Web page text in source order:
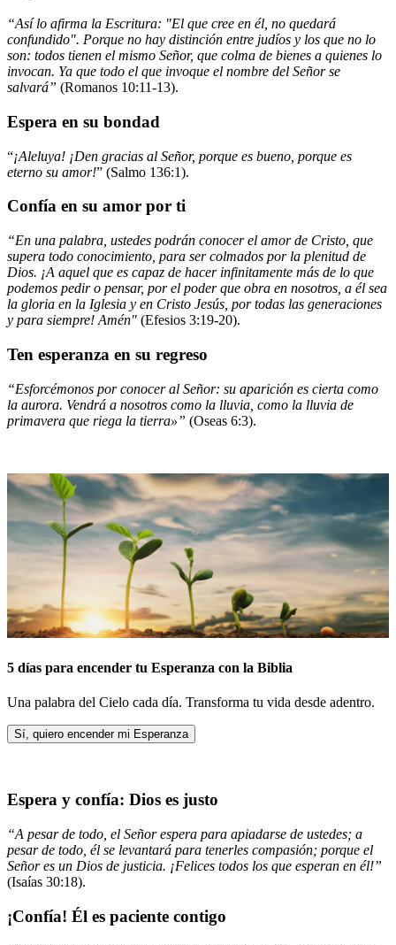
“Así lo afirma la Escritura: "El que cree en él, no quedará
confundido". Porque no hay distinción entre judíos y los que no lo
son: todos tienen el mismo Señor, que colma de bienes a quienes lo
invocan. Ya que todo el que invoque el nombre del Señor se
salvará” (Romanos 10:11-13).
Espera en su bondad
“¡Aleluya! ¡Den gracias al Señor, porque es bueno, porque es
eterno su amor!” (Salmo 136:1).
Confía en su amor por ti
“En una palabra, ustedes podrán conocer el amor de Cristo, que
supera todo conocimiento, para ser colmados por la plenitud de
Dios. ¡A aquel que es capaz de hacer infinitamente más de lo que
podemos pedir o pensar, por el poder que obra en nosotros, a él sea
la gloria en la Iglesia y en Cristo Jesús, por todas las generaciones
y para siempre! Amén" (Efesios 3:19-20).
Ten esperanza en su regreso
“Esforcémonos por conocer al Señor: su aparición es cierta como
la aurora. Vendrá a nosotros como la lluvia, como la lluvia de
primavera que riega la tierra»” (Oseas 6:3).
5 días para encender tu Esperanza con la Biblia
Una palabra del Cielo cada día. Transforma tu vida desde adentro.
Sí, quiero encender mi Esperanza
Espera y confía: Dios es justo
“A pesar de todo, el Señor espera para apiadarse de ustedes; a
pesar de todo, él se levantará para tenerles compasión; porque el
Señor es un Dios de justicia. ¡Felices todos los que esperan en él!”
(Isaías 30:18).
¡Confía! Él es paciente contigo